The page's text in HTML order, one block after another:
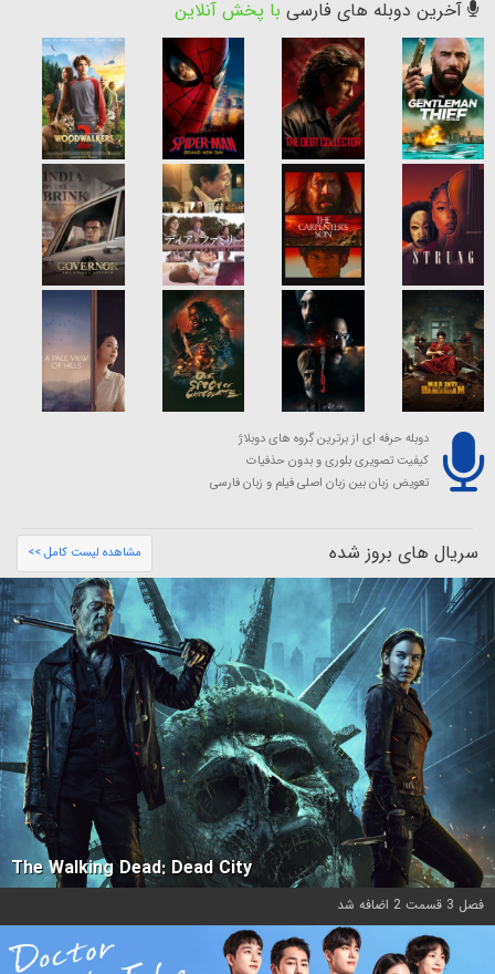
آخرین دوبله های فارسی با پخش آنلاین
دوبله حرفه ای از برترین گروه های دوبلاژ
کیفیت تصویری بلوری و بدون حذفیات
تعویض زبان بین زبان اصلی فیلم و زبان فارسی
سریال های بروز شده مشاهده لیست کامل >>
The Walking Dead: Dead City
فصل 3 قسمت 2 اضافه شد